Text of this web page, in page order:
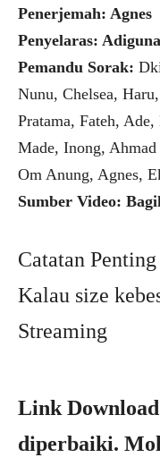
Penerjemah: Agnes
Penyelaras:
Pemandu Sorak:
Nunu, Chelsea,
Pratama, Fateh,
Made, Inong,
Om Anung, Agnes,
Sumber Video:
Catatan Penting
Kalau size
Streaming
Link Download
diperbaiki.